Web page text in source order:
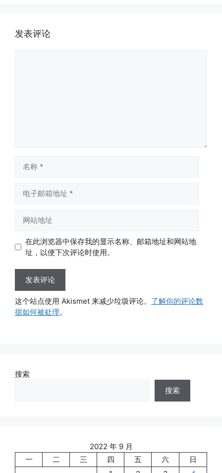
发表评论
址
址
在此浏览器中保存我的显示名称、邮箱地址和网站地
址，以便下次评论时使用。
这个站点使用 Akismet 来减少垃圾评论。 了解你的评论数
据如何被处理。
搜索
搜索
2022 年 9 月
一
二 三 四 五 六
日